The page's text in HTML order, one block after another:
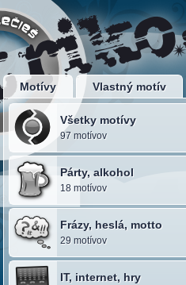
Motívy Vlastný motív
Všetky motívy
97 motívov
Párty, alkohol
18 motívov
Frázy, heslá, motto
29 motívov
IT, internet, hry